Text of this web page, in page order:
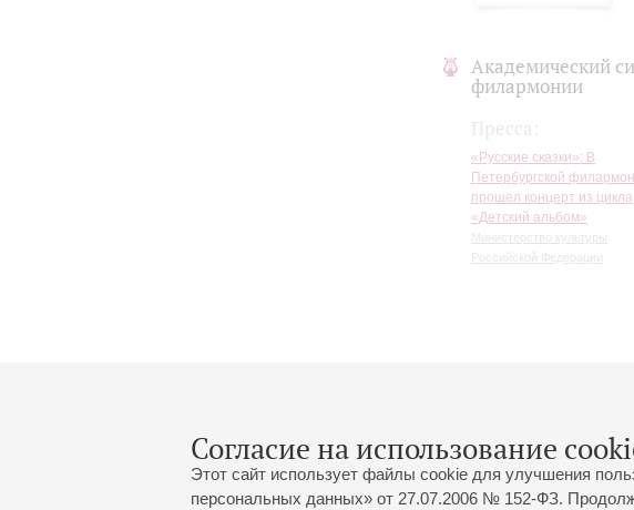
Согласие на использование
Этот сайт использует файлы cookie для улучшения
персональных данных» от 27.07.2006 № 152-ФЗ.
Академический
филармонии
«Русские сказки»: В
Петербургской
прошел концерт из цикла
«Детский альбом»
Министерство культуры
Российской Федерации